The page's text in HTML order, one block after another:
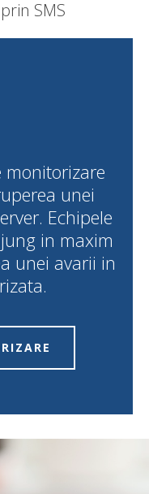
SMS
monitorizare
unei
Echipele
in maxim
unei avarii in